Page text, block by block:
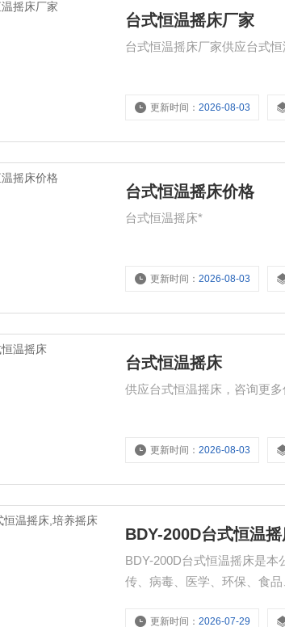
台式恒温摇床厂家
台式恒温摇床厂家供应台式恒
更新时间：2026-08-03
台式恒温摇床价格
台式恒温摇床*
更新时间：2026-08-03
台式恒温摇床
供应台式恒温摇床，咨询更多
更新时间：2026-08-03
BDY-200D台式恒温
BDY-200D台式恒温摇床是
传、病毒、医学、环保、食品
更新时间：2026-07-29